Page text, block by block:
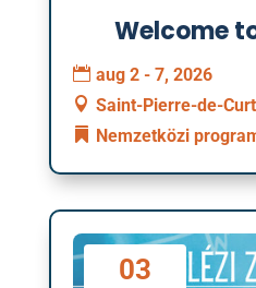
Welcome
aug 2 - 7, 2026
Saint-Pierre-de-
Nemzetközi
03